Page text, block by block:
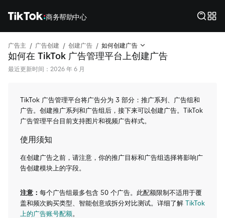
商务帮助中心
广告主 / 广告创建 / 创建广告 / 如何创建广告
如何在 TikTok 广告管理平台上创建广告
最近更新时间：2026 年 6 月
TikTok 广告管理平台将广告分为 3 部分：推广系列、广告组和
广告。创建推广系列和广告组后，接下来可以创建广告。TikTok
广告管理平台目前支持图片和视频广告样式。
使用须知
在创建广告之前，请注意，你的推广目标和广告组选择将影响广
告创建模块上的字段。
注意： 每个广告组最多包含 50 个广告。此配额限制不适用于覆
盖和频次购买类型、智能创意或拆分对比测试。详细了解 TikTok
上的广告账号配额。